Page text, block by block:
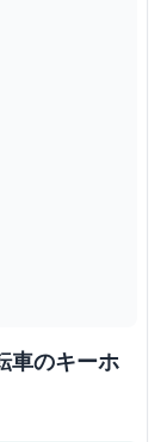
車のキーホ